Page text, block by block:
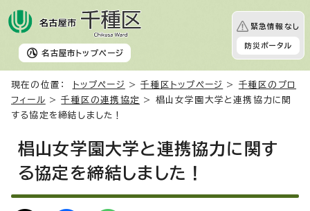
名古屋市 トップページ
緊急情報なし
防災ポータル
現在の位置： トップページ >千種区トップページ > 千種区のプロ
フィール >千種区の連携協定
> 椙山女学園大学と連携協力に関
する協定を締結しました！
椙山女学園大学と連携協力に関す
る協定を締結しました！